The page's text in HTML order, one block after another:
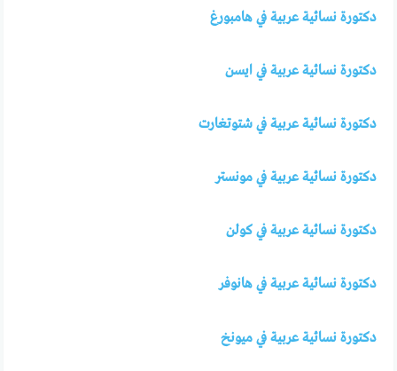
دكتورة نسائية عربية في هامبورغ
دكتورة نسائية عربية في ايسن
دكتورة نسائية عربية في شتوتغارت
دكتورة نسائية عربية في مونستر
دكتورة نسائية عربية في كولن
دكتورة نسائية عربية في هانوفر
دكتورة نسائية عربية في ميونخ